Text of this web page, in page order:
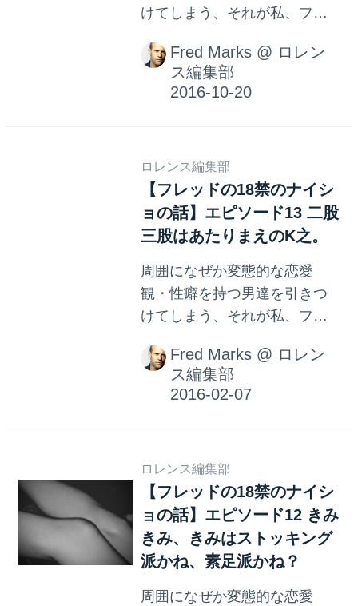
けてしまう、それが私、フレ
イショの話をお届けします。
Fred Marks @ ロレン
ス編集部
ロレンス編集部
【フレッドの18禁のナイシ
ョの話】エピソード13 二股
三股はあたりまえのK之。
周囲になぜか変態的な恋愛
観・性癖を持つ男達を引きつ
けてしまう、それが私、フレ
イショの話をお届けします。
Fred Marks @ ロレン
ス編集部
ロレンス編集部
【フレッドの18禁のナイシ
ョの話】エピソード12 きみ
きみ、きみはストッキング
派かね、素足派かね？
周囲になぜか変態的な恋愛